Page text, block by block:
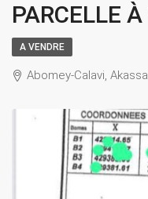
PARCELLE
A VENDRE
Abomey-Calavi,